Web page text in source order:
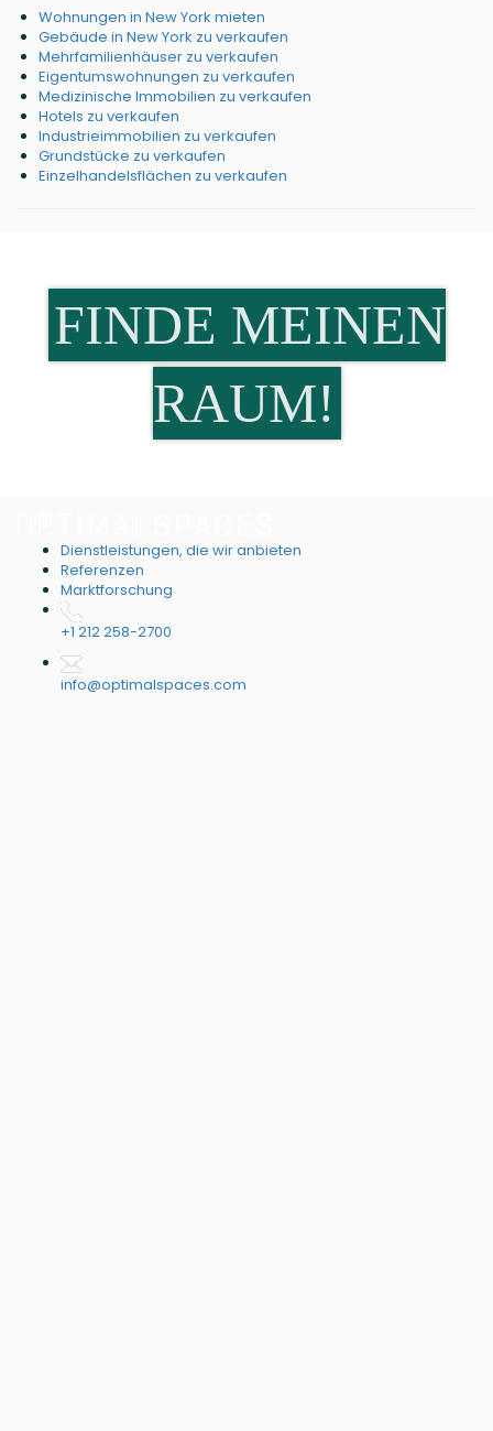
Wohnungen in New York mieten
Gebäude in New York zu verkaufen
Mehrfamilienhäuser zu verkaufen
Eigentumswohnungen zu verkaufen
Medizinische Immobilien zu verkaufen
Hotels zu verkaufen
Industrieimmobilien zu verkaufen
Grundstücke zu verkaufen
Einzelhandelsflächen zu verkaufen
FINDE MEINEN
RAUM!
Dienstleistungen, die wir anbieten
Referenzen
Marktforschung
+1 212 258-2700
info@optimalspaces.com